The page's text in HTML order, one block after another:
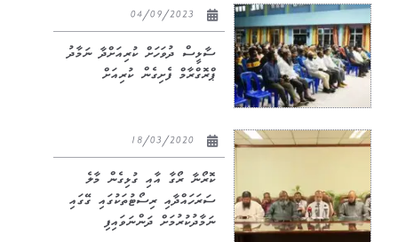
ސާޅީސް ދުވަހަށް ކުރިއަށްދާ ނަމާދު
ޕްރޮގްރާމް ފެށިގެން ކުރިއަށް
ކޮރޯނާ ރޯގާ އާއި ގުޅިގެން މާލެ
ސަރަހައްދާއި ރިސޯޓުތަކުގައި ގޭގައި
ނަމާދުކުރުމަށް ދަންނަވައިފި